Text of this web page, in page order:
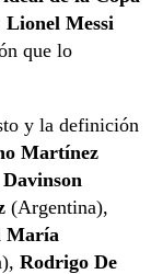
Lionel Messi
que lo
y la definición
Martínez
Davinson
(Argentina),
María
Rodrigo De